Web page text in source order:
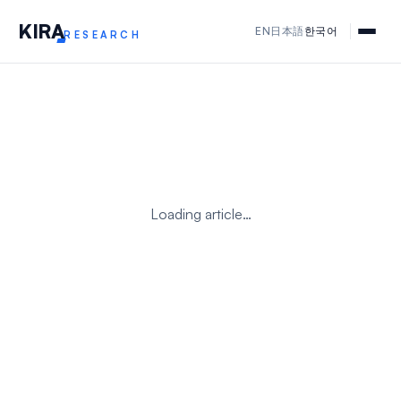
KIRARESEARCH EN 日本語한국어
Loading article…